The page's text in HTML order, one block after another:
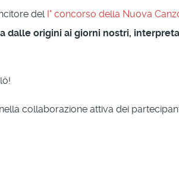
del I° concorso della Nuova
dalle origini ai giorni nostri,
collaborazione attiva dei